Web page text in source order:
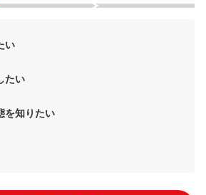
い
たい
を知りたい